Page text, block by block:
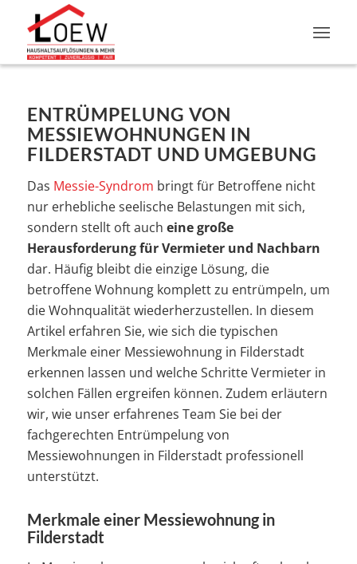
ENTRÜMPELUNG VON
MESSIEWOHNUNGEN IN
FILDERSTADT UND UMGEBUNG
Das Messie-Syndrom bringt für Betroffene nicht
nur erhebliche seelische Belastungen mit sich,
sondern stellt oft auch eine große
Herausforderung für Vermieter und Nachbarn
dar. Häufig bleibt die einzige Lösung, die
betroffene Wohnung komplett zu entrümpeln, um
die Wohnqualität wiederherzustellen. In diesem
Artikel erfahren Sie, wie sich die typischen
Merkmale einer Messiewohnung in Filderstadt
erkennen lassen und welche Schritte Vermieter in
solchen Fällen ergreifen können. Zudem erläutern
wir, wie unser erfahrenes Team Sie bei der
fachgerechten Entrümpelung von
Messiewohnungen in Filderstadt professionell
unterstützt.
Merkmale einer Messiewohnung in
Filderstadt